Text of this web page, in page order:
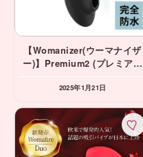
【Womanizer(ウーマナイザ
ー)】Premium2 (プレミアム
2025年1月21日